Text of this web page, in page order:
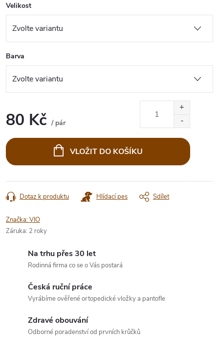
Velikost
Barva
80 Kč / pár
cena:
VLOŽIT DO KOŠÍKU
Dotaz k produktu Hlídací pes Sdílet
Značka:VIO
Záruka: 2 roky
Na trhu přes 30 let
Rodinná firma co se o Vás postará
Česká ruční práce
Vyrábíme ověřené ortopedické vložky a pantofle
Zdravé obouvání
Odborné poradenství od prvních krůčků